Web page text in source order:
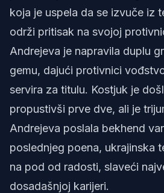
koja je uspela da se izvuče iz
održi pritisak na svojoj
Andrejeva je napravila duplu
gemu, dajući protivnici
servira za titulu. Kostjuk je
propustivši prve dve, ali je
Andrejeva poslala bekhend
poslednjeg poena, ukrajinska
na pod od radosti, slaveći
dosadašnjoj karijeri.